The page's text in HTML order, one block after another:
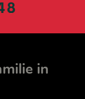
in